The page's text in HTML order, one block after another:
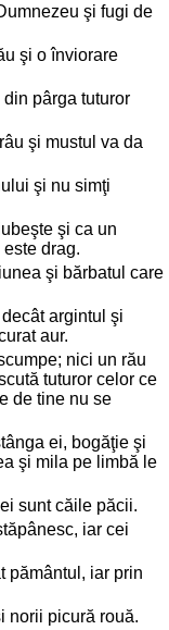
şi fugi de
şi o înviorare
pârga tuturor
şi mustul va da
şi nu simţi
şi ca un
drag.
şi bărbatul care
argintul şi
aur.
nici un rău
tuturor celor ce
de tine nu se
ei, bogăţie şi
şi mila pe limbă le
sunt căile păcii.
iar cei
pământul, iar prin
norii picură rouă.